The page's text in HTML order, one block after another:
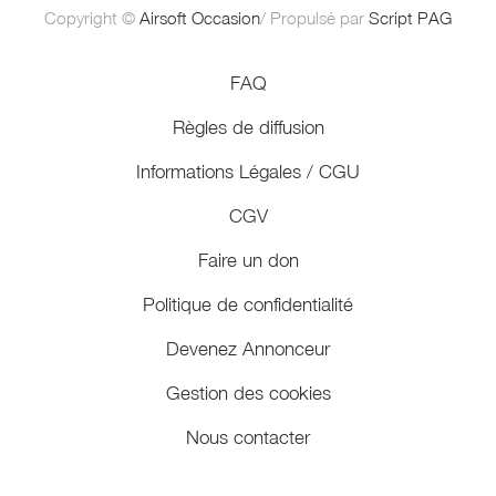
Copyright © Airsoft Occasion/ Propulsé par Script PAG
FAQ
Règles de diffusion
Informations Légales / CGU
CGV
Faire un don
Politique de confidentialité
Devenez Annonceur
Gestion des cookies
Nous contacter